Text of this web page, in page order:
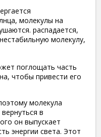
молекулы на
распадается,
молекулу,
поглощать часть
чтобы привести его
молекула
в
он выпускает
энергии света. Этот